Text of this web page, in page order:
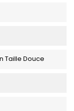
Taille Douce